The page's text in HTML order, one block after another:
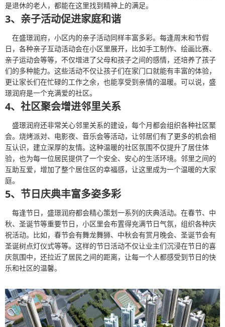
是退休的老人，都能在这里找到精神上的满足。
3、亲子活动促进家庭和谐
在盛璟润府，小区内的亲子活动同样丰富多彩。每逢周末和节假
日，各种亲子互动活动会在小区里展开，比如手工制作、绘画比赛、
亲子运动会等等，不仅增进了父母和孩子之间的感情，还培养了孩子
们的多种能力。这些活动不仅让孩子们在家门口就能有丰富的体验，
更让家长们在忙碌的工作之余，也能享受到亲情的温暖。可以说，盛
璟润府是一个充满爱的社区。
4、社区聚会增进邻里关系
盛璟润府还非常关心邻里关系的建设，每个月都会组织各种社区聚
会。烧烤派对、电影夜、音乐会等活动，让邻居们有了更多的机会相
互认识，建立深厚的友情。这种温暖的社区氛围不仅提升了居住体
验，也为每一位居民提供了一个安全、安心的生活环境。邻里之间的
互助互爱，增加了整个居住区的幸福感，让这里成为一个温暖的大家
庭。
5、节日庆典丰富多姿多彩
每逢节日，盛璟润府都会精心策划一系列的庆典活动。在春节、中
秋、圣诞节等重要节日，小区里会布置得充满节日气氛，组织各种庆
祝活动。比如，春节会有舞龙舞狮、中秋会有赏月晚会、圣诞节会有
圣诞树点灯仪式等等。这样的节日活动不仅让业主们沉浸在节日的喜
庆氛围中，还拉近了居民之间的距离，让每一个人都感受到节日的快
乐和社区的温馨。